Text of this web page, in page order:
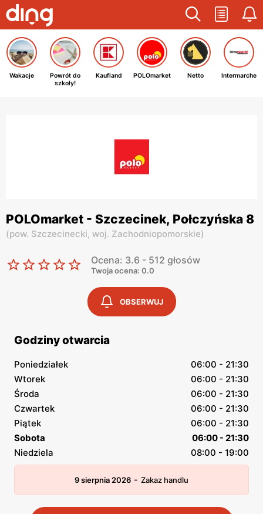
Wakacje
Powrót do
szkoły!
Kaufland POLOmarket Netto Intermarche
POLOmarket - Szczecinek, Połczyńska 8
(pow. Szczecinecki, woj. Zachodniopomorskie)
Ocena: 3.6 - 512 głosów
Twoja ocena: 0.0
OBSERWUJ
Godziny otwarcia
Poniedziałek
06:00 - 21:30
Wtorek
06:00 - 21:30
Środa
06:00 - 21:30
Czwartek
06:00 - 21:30
Piątek
06:00 - 21:30
Sobota
06:00 - 21:30
Niedziela
08:00 - 19:00
9 sierpnia 2026 - Zakaz handlu